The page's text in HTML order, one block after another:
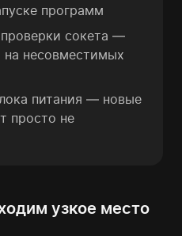
программ
сокета —
на несовместимых
питания — новые
просто не
узкое место